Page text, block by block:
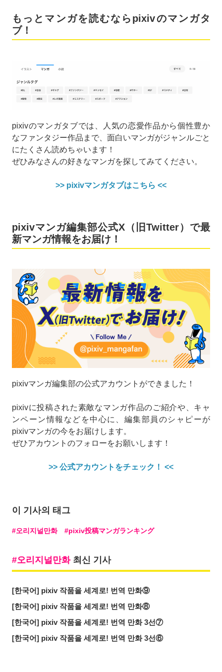
もっとマンガを読むならpixivのマンガタ
ブ！
pixivのマンガタブでは、人気の恋愛作品から個性豊か
なファンタジー作品まで、面白いマンガがジャンルごと
にたくさん読めちゃいます！
ぜひみなさんの好きなマンガを探してみてください。
>> pixivマンガタブはこちら <<
pixivマンガ編集部公式X（旧Twitter）で最
新マンガ情報をお届け！
pixivマンガ編集部の公式アカウントができました！
pixivに投稿された素敵なマンガ作品のご紹介や、キャ
ンペーン情報などを中心に、編集部員のシャピーが
pixivマンガの今をお届けします。
ぜひアカウントのフォローをお願いします！
>> 公式アカウントをチェック！ <<
이 기사의 태그
오리지널만화 pixiv投稿マンガランキング
오리지널만화최신 기사
[한국어] pixiv 작품을 세계로! 번역 만화⑨
[한국어] pixiv 작품을 세계로! 번역 만화⑧
[한국어] pixiv 작품을 세계로! 번역 만화 3선⑦
[한국어] pixiv 작품을 세계로! 번역 만화 3선⑥